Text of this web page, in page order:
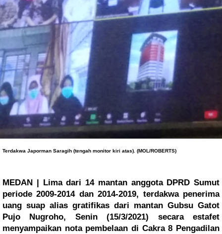
Terdakwa Japorman Saragih (tengah monitor kiri atas). (MOL/ROBERTS)
MEDAN | Lima dari 14 mantan anggota DPRD Sumut
periode 2009-2014 dan 2014-2019, terdakwa penerima
uang suap alias gratifikas dari mantan Gubsu Gatot
Pujo Nugroho, Senin (15/3/2021) secara estafet
menyampaikan nota pembelaan di Cakra 8 Pengadilan